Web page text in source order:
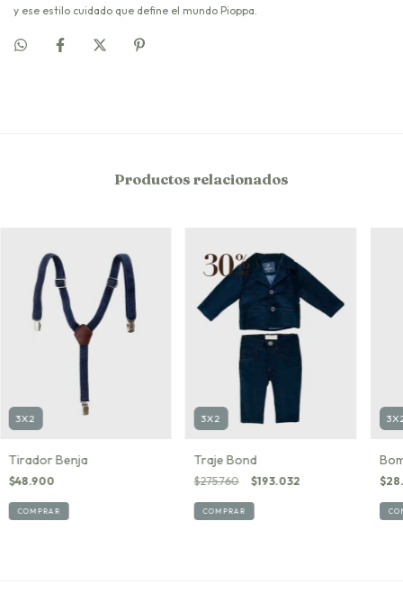
y ese estilo cuidado que define el mundo Pioppa.
Productos relacionados
3X2
Tirador Benja
$48.900
COMPRAR
3X2
Traje Bond
$275.760 $193.032
COMPRAR